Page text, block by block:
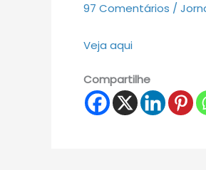
97 Comentários /
Veja aqui
Compartilhe